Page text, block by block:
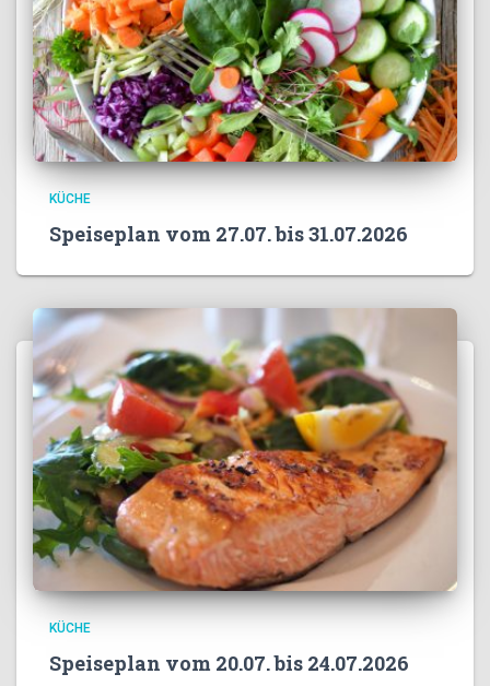
KÜCHE
Speiseplan vom 27.07. bis 31.07.2026
KÜCHE
Speiseplan vom 20.07. bis 24.07.2026